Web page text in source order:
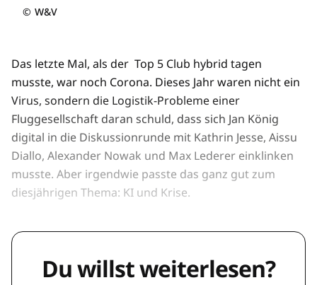
© W&V
Das letzte Mal, als der Top 5 Club hybrid tagen
musste, war noch Corona. Dieses Jahr waren nicht ein
Virus, sondern die Logistik-Probleme einer
Fluggesellschaft daran schuld, dass sich Jan König
digital in die Diskussionrunde mit Kathrin Jesse, Aissu
Diallo, Alexander Nowak und Max Lederer einklinken
musste. Aber irgendwie passte das ganz gut zum
diesjährigen Thema: KI und Krise.
Du willst weiterlesen?